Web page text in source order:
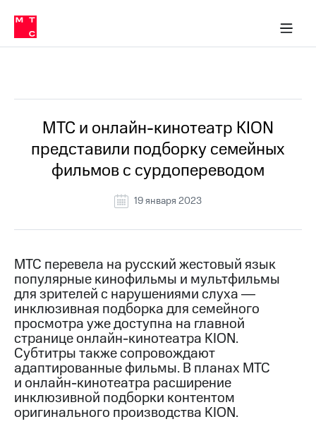
Медиа-центр
и акционерам
Устойчивое развитие
Комплаенс и деловая этика
компании
Карьера
История
компании
Правовая
информация
Пресс-
релизы
МТС
о технологиях
Достижения
Интервью
Финансовая
отчетность
в МТС
Пресс-
релизы
МТС
о технологиях
МТС и онлайн-кинотеатр KION
представили подборку семейных
фильмов с сурдопереводом
19 января 2023
МТС перевела на русский жестовый язык
популярные кинофильмы и мультфильмы
для зрителей с нарушениями слуха ―
инклюзивная подборка для семейного
просмотра уже доступна на главной
странице онлайн-кинотеатра KION.
Субтитры также сопровождают
адаптированные фильмы. В планах МТС
и онлайн-кинотеатра расширение
инклюзивной подборки контентом
оригинального производства KION.